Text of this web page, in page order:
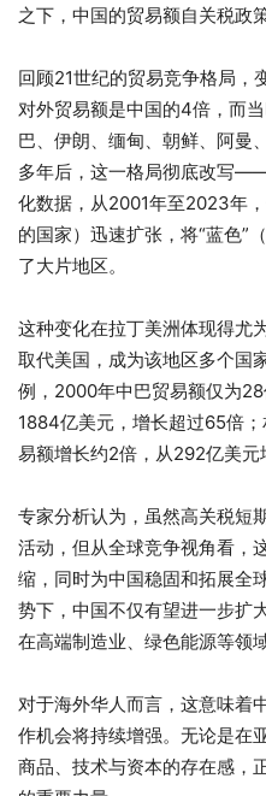
之下，中国的贸易额自关税政
回顾21世纪的贸易竞争格局，
对外贸易额是中国的4倍，而
巴、伊朗、缅甸、朝鲜、阿曼
多年后，这一格局彻底改写
化数据，从2001年至2023年
的国家）迅速扩张，将“蓝色”
了大片地区。
这种变化在拉丁美洲体现得尤
取代美国，成为该地区多个国
例，2000年中巴贸易额仅为
1884亿美元，增长超过65倍
易额增长约2倍，从292亿美元
专家分析认为，虽然高关税短
活动，但从全球竞争视角看，
缩，同时为中国稳固和拓展全
势下，中国不仅有望进一步扩
在高端制造业、绿色能源等领
对于海外华人而言，这意味着
作机会将持续增强。无论是在
商品、技术与资本的存在感，